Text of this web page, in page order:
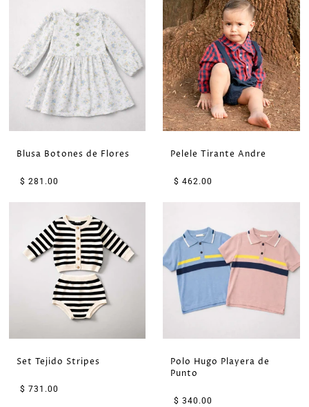
Blusa Botones de Flores
$ 281.00
Pelele Tirante Andre
$ 462.00
Set Tejido Stripes
$ 731.00
Polo Hugo Playera de
Punto
$ 340.00